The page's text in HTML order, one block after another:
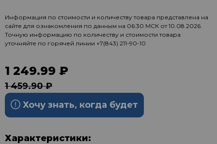
Информация по стоимости и количеству товара представлена на
сайте для ознакомления по данным на 06:30 МСК от 10.08.2026.
Точную информацию по количеству и стоимости товара
уточняйте по горячей линии +7(843) 211-90-10
1 249.99 ₽
1 459.90 ₽
Хочу знать, когда будет
Характеристики: